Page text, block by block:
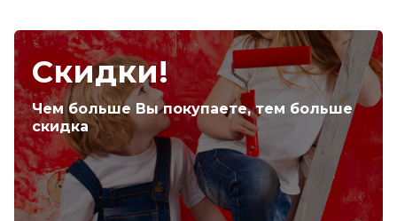
Скидки!
Чем больше Вы покупаете, тем больше
скидка